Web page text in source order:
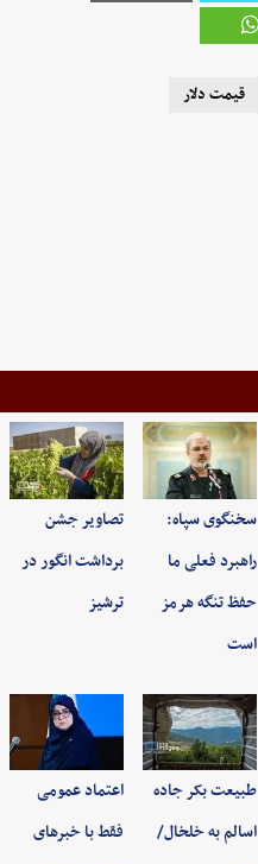
قیمت دلار
سخنگوی سپاه:
راهبرد فعلی ما
حفظ تنگه هرمز
است
تصاویر جشن
برداشت انگور در
ترشیز
طبیعت بکر جاده
اسالم به خلخال/
اعتماد عمومی
فقط با خبرهای